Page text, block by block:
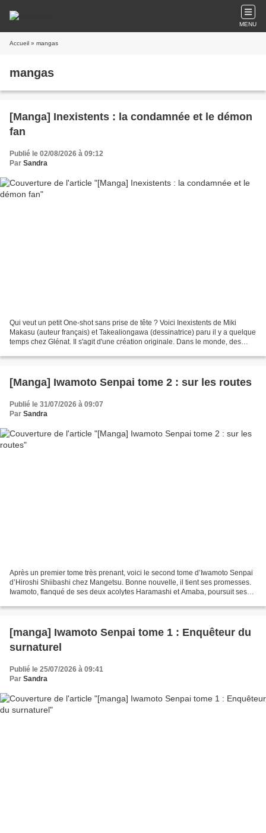
MENU
Accueil » mangas
mangas
[Manga] Inexistents : la condamnée et le démon
fan
Publié le 02/08/2026 à 09:12
Par Sandra
Qui veut un petit One-shot sans prise de tête ? Voici Inexistents de Miki
Makasu (auteur français) et Takealiongawa (dessinatrice) paru il y a quelque
temps chez Glénat. Il s'agit d'une création originale. Dans le monde, des
[Manga] Iwamoto Senpai tome 2 : sur les routes
Publié le 31/07/2026 à 09:07
Par Sandra
Après un premier tome très prenant, voici le second tome d’Iwamoto Senpai
d’Hiroshi Shiibashi chez Mangetsu. Bonne nouvelle, il tient ses promesses.
Iwamoto, flanqué de ses deux acolytes Haramashi et Amaba, poursuit ses
[manga] Iwamoto Senpai tome 1 : Enquêteur du
surnaturel
Publié le 25/07/2026 à 09:41
Par Sandra